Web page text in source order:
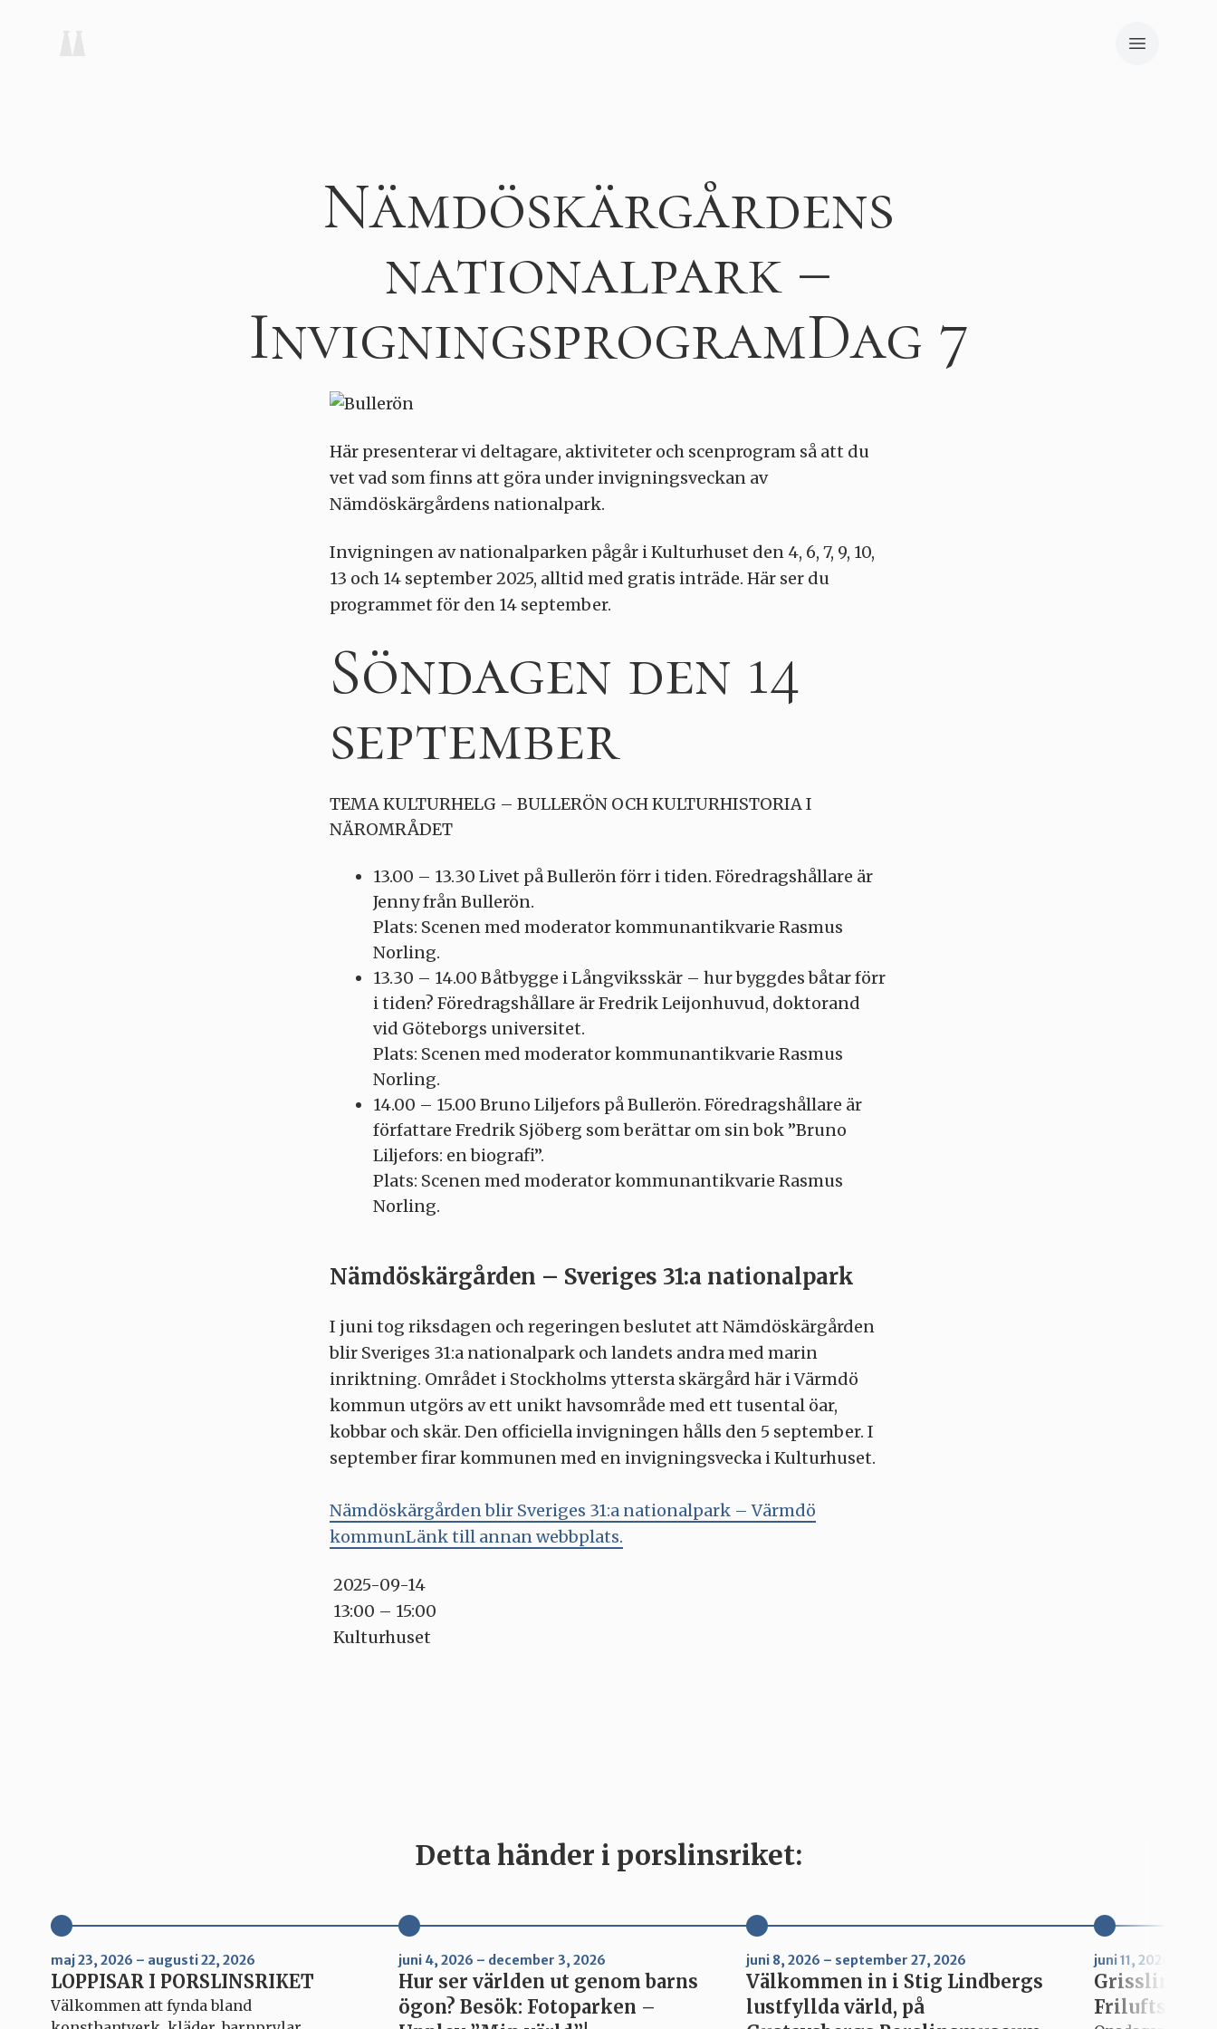
Nämdöskärgårdens
nationalpark –
InvigningsprogramDag 7
Här presenterar vi deltagare, aktiviteter och scenprogram så att du
vet vad som finns att göra under invigningsveckan av
Nämdöskärgårdens nationalpark.
Invigningen av nationalparken pågår i Kulturhuset den 4, 6, 7, 9, 10,
13 och 14 september 2025, alltid med gratis inträde. Här ser du
programmet för den 14 september.
Söndagen den 14
september
TEMA KULTURHELG – BULLERÖN OCH KULTURHISTORIA I
NÄROMRÅDET
13.00 – 13.30 Livet på Bullerön förr i tiden. Föredragshållare är
Jenny från Bullerön.
Plats: Scenen med moderator kommunantikvarie Rasmus
Norling.
13.30 – 14.00 Båtbygge i Långviksskär – hur byggdes båtar förr
i tiden? Föredragshållare är Fredrik Leijonhuvud, doktorand
vid Göteborgs universitet.
Plats: Scenen med moderator kommunantikvarie Rasmus
Norling.
14.00 – 15.00 Bruno Liljefors på Bullerön. Föredragshållare är
författare Fredrik Sjöberg som berättar om sin bok ”Bruno
Liljefors: en biografi”.
Plats: Scenen med moderator kommunantikvarie Rasmus
Norling.
Nämdöskärgården – Sveriges 31:a nationalpark
I juni tog riksdagen och regeringen beslutet att Nämdöskärgården
blir Sveriges 31:a nationalpark och landets andra med marin
inriktning. Området i Stockholms yttersta skärgård här i Värmdö
kommun utgörs av ett unikt havsområde med ett tusental öar,
kobbar och skär. Den officiella invigningen hålls den 5 september. I
september firar kommunen med en invigningsvecka i Kulturhuset.
Nämdöskärgården blir Sveriges 31:a nationalpark – Värmdö
kommunLänk till annan webbplats.
2025-09-14
13:00 – 15:00
Kulturhuset
Detta händer i porslinsriket:
maj 23, 2026 – augusti 22, 2026
LOPPISAR I PORSLINSRIKET
Välkommen att fynda bland
juni 4, 2026 – december 3, 2026
Hur ser världen ut genom barns
ögon? Besök: Fotoparken –
juni 8, 2026 – september 27, 2026
Välkommen in i Stig Lindbergs
lustfyllda värld, på
juni 11, 2026 –
Grisslinge
Friluftsdag/